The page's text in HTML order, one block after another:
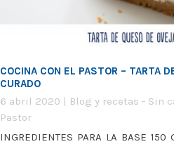
COCINA CON EL PASTOR – TARTA
CURADO
6 abril 2020 | Blog y recetas - Sin
Pastor
INGREDIENTES PARA LA BASE